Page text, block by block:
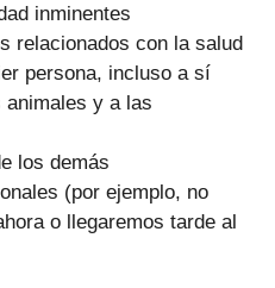
inminentes
relacionados con la salud
persona, incluso a sí
y a las
los demás
(por ejemplo, no
o llegaremos tarde al